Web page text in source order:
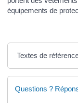
équipements de
Textes de
Questions ?